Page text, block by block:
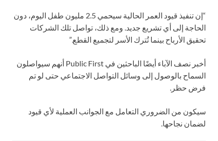
“إن تنفيذ قيود العمر الحالية سيحمي 2.5 مليون طفل اليوم، دون
الحاجة إلى أي تشريع جديد. ومع ذلك، تواصل تلك الشركات
تحقيق الأرباح بينما تُترك الأسر لتجميع القطع.”
أخبر نصف الآباء أيضًا الباحثين في Public First أنهم سيواصلون
السماح بالوصول إلى وسائل التواصل الاجتماعي حتى لو تم
فرض حظر.
سيكون من الضروري التعامل مع الجوانب العملية لأي قيود
لضمان نجاحها.